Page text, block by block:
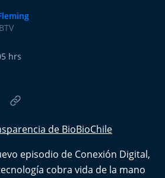
hrs
de BioBioChile
episodio de Conexión Digital,
cobra vida de la mano